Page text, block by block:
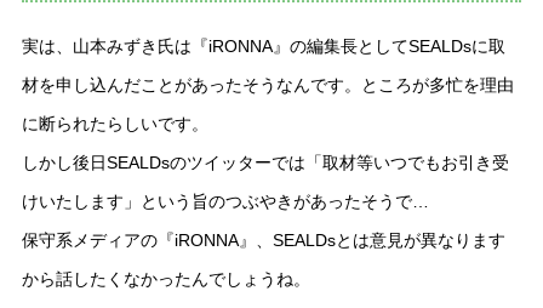
実は、山本みずき氏は『iRONNA』の編集長としてSEALDsに取
材を申し込んだことがあったそうなんです。ところが多忙を理由
に断られたらしいです。
しかし後日SEALDsのツイッターでは「取材等いつでもお引き受
けいたします」という旨のつぶやきがあったそうで…
保守系メディアの『iRONNA』、SEALDsとは意見が異なります
から話したくなかったんでしょうね。